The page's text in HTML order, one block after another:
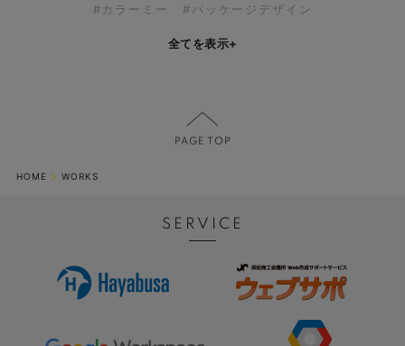
#カラーミー
#パッケージデザイン
全てを表示+
HOME WORKS
SERVICE